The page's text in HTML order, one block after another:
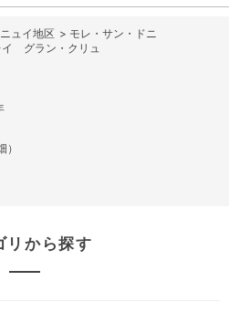
ュイ地区 > モレ・サン・ドニ
イ グラン・クリュ
リから探す